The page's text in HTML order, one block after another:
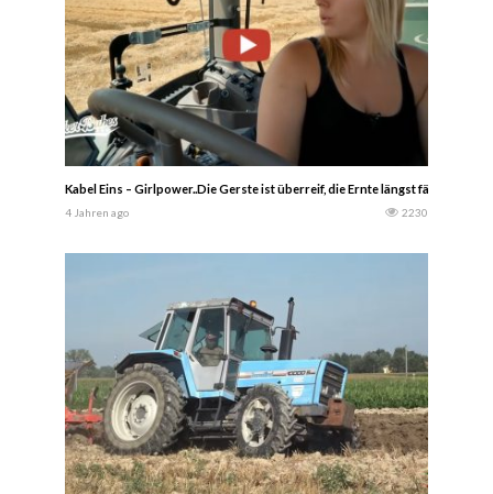
Kabel Eins – Girlpower..Die Gerste ist überreif, die Ernte längst fällig
4 Jahren ago 2230